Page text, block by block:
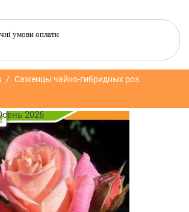
умови оплати
Саженцы чайно-гибридных роз